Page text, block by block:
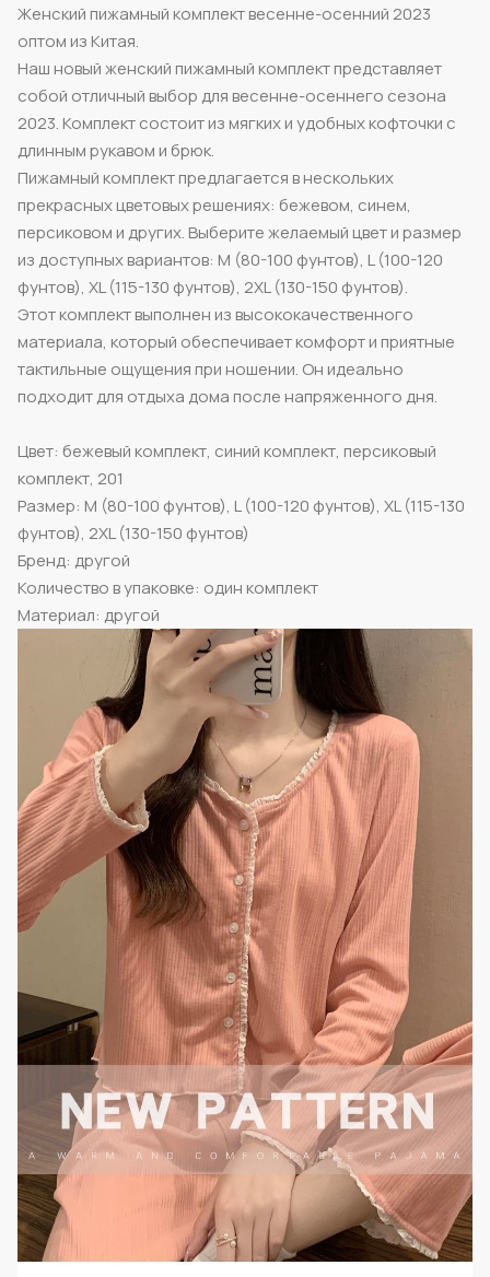
Женский пижамный комплект весенне-осенний 2023
оптом из Китая.
Наш новый женский пижамный комплект представляет
собой отличный выбор для весенне-осеннего сезона
2023. Комплект состоит из мягких и удобных кофточки с
длинным рукавом и брюк.
Пижамный комплект предлагается в нескольких
прекрасных цветовых решениях: бежевом, синем,
персиковом и других. Выберите желаемый цвет и размер
из доступных вариантов: M (80-100 фунтов), L (100-120
фунтов), XL (115-130 фунтов), 2XL (130-150 фунтов).
Этот комплект выполнен из высококачественного
материала, который обеспечивает комфорт и приятные
тактильные ощущения при ношении. Он идеально
подходит для отдыха дома после напряженного дня.
Цвет: бежевый комплект, синий комплект, персиковый
комплект, 201
Размер: M (80-100 фунтов), L (100-120 фунтов), XL (115-130
фунтов), 2XL (130-150 фунтов)
Бренд: другой
Количество в упаковке: один комплект
Материал: другой